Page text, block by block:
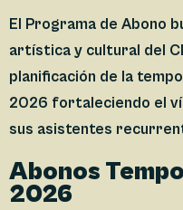
El Programa de Abono
artística y cultural del
planificación de la
2026 fortaleciendo el
sus asistentes
Abonos
2026